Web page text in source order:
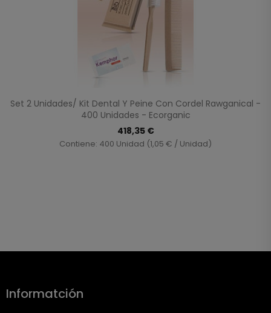
Set 2 Unidades/ Kit Dental Y Peine Con Cordel Rawganical -
400 Unidades - Ecorganic
418,35 €
Contiene: 400 Unidad (1,05 € / Unidad)
Informatción